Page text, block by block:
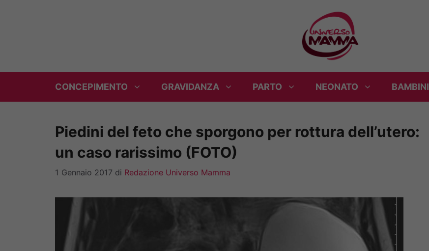
CONCEPIMENTO GRAVIDANZA PARTO NEONATO BAMBINI
Piedini del feto che sporgono per rottura dell’utero:
un caso rarissimo (FOTO)
1 Gennaio 2017 di Redazione Universo Mamma